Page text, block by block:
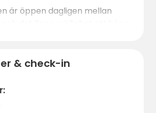
är öppen dagligen mellan
och det finns möjlighet att köpa
kläder för
och de många
till avkoppling och äventyr.
& check-in